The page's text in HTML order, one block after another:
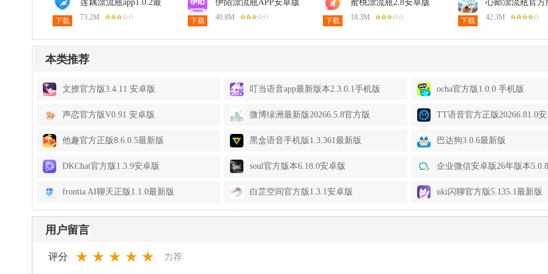
下载
莲藕漂流瓶app1.0.2最
新版
73.2M 下载
伊陌漂流瓶APP安卓版
1.0.1最新版
40.8M 下载
蜜桃漂流瓶2.8安卓版
18.3M 下载
心邮漂流瓶官方
安卓版
42.3M
本类推荐
文撩官方版3.4.11 安卓版 叮当语音app最新版本2.3.0.1手机版 ocha官方版1.0.0 手机版
声恋官方版V0.91 安卓版 微博绿洲最新版20266.5.8官方版 TT语音官方正版20266.81.0安
他趣官方正版8.6.0.5最新版 黑盒语音手机版1.3.361最新版 巴达狗3.0.6最新版
DKChat官方版1.3.9安卓版 soul官方版本6.18.0安卓版 企业微信安卓版26年版本
frontia AI聊天正版1.1.0最新版 白芷空间官方版1.3.1安卓版 uki闪聊官方版5.135.1最新版
用户留言
评分 ★ ★ ★ ★ ★ 力荐